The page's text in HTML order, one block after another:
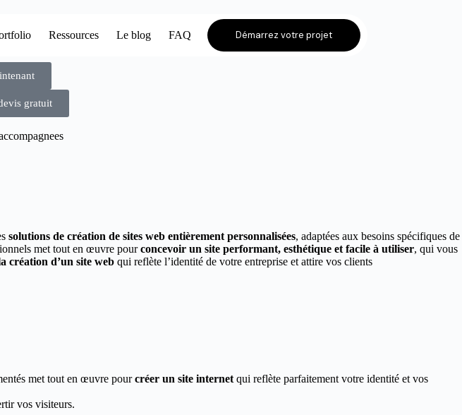
Ressources Le blog FAQ Démarrez votre projet
gratuit
solutions de création de sites web entièrement personnalisées, adaptées aux besoins spécifiques de
met tout en œuvre pourconcevoir un site performant, esthétique et facile à utiliser, qui vous
création d’un site web qui reflète l’identité de votre entreprise et attire vos clients
met tout en œuvre pourcréer un site internet qui reflète parfaitement votre identité et vos
vos visiteurs.